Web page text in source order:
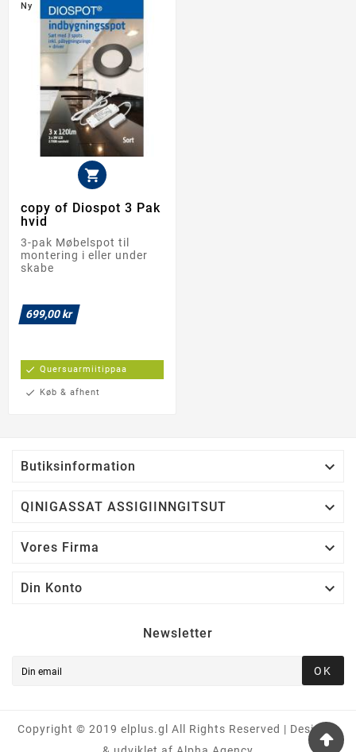
Ny

copy of Diospot 3 Pak
hvid
3-pak Møbelspot til
montering i eller under
skabe
699,00 kr
check Quersuarmiitippaa
check Køb & afhent
Butiksinformation 
QINIGASSAT ASSIGIINNGITSUT 
Vores Firma 
Din Konto 
Newsletter
OK
Copyright © 2019 elplus.gl All Rights Reserved | Designet